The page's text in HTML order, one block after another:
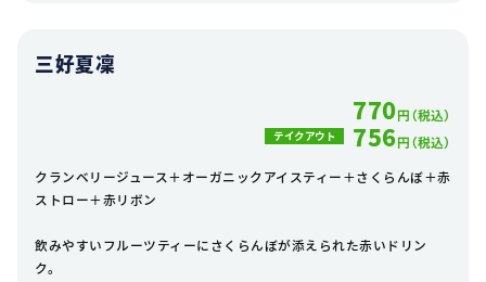
三好夏凜
770円（税込）
テイクアウト 756円（税込）
クランベリージュース＋オーガニックアイスティー＋さくらんぼ＋赤
ストロー＋赤リボン
飲みやすいフルーツティーにさくらんぼが添えられた赤いドリン
ク。